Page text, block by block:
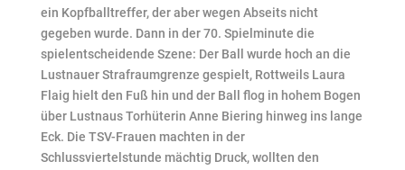
ein Kopfballtreffer, der aber wegen Abseits nicht
gegeben wurde. Dann in der 70. Spielminute die
spielentscheidende Szene: Der Ball wurde hoch an die
Lustnauer Strafraumgrenze gespielt, Rottweils Laura
Flaig hielt den Fuß hin und der Ball flog in hohem Bogen
über Lustnaus Torhüterin Anne Biering hinweg ins lange
Eck. Die TSV-Frauen machten in der
Schlussviertelstunde mächtig Druck, wollten den